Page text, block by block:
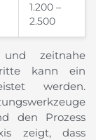
1.200 –
2.500
zeitnahe
kann ein
werden.
den Prozess
zeigt, dass